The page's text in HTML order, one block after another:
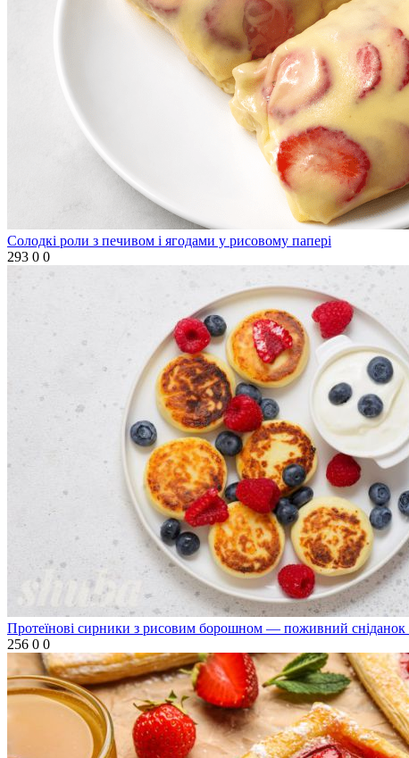
Солодкі роли з печивом і ягодами у рисовому папері
293 0 0
Протеїнові сирники з рисовим борошном — поживний сніданок
256 0 0